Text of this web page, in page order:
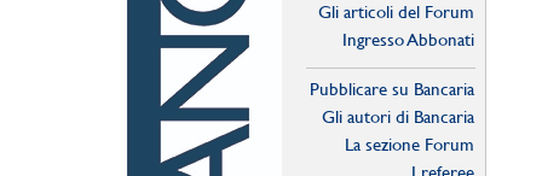
Gli articoli del Forum
Ingresso Abbonati
Pubblicare su Bancaria
Gli autori di Bancaria
La sezione Forum
I referee